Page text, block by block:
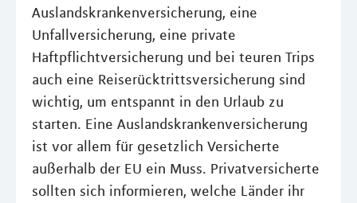
Auslandskrankenversicherung, eine
Unfallversicherung, eine private
Haftpflichtversicherung und bei teuren Trips
auch eine Reiserücktrittsversicherung sind
wichtig, um entspannt in den Urlaub zu
starten. Eine Auslandskrankenversicherung
ist vor allem für gesetzlich Versicherte
außerhalb der EU ein Muss. Privatversicherte
sollten sich informieren, welche Länder ihr